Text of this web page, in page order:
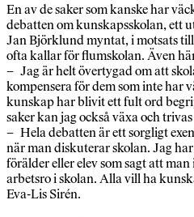
En av de saker som kanske har
debatten om kunskapsskolan, ett
Jan Björklund myntat, i motsats
ofta kallar för flumskolan. Även
– Jag är helt övertygad om att
kompensera för dem som inte
kunskap har blivit ett fult ord
saker kan jag också växa och
– Hela debatten är ett sorgligt
när man diskuterar skolan. Jag
förälder eller elev som sagt att
arbetsro i skolan. Alla vill ha
Eva-Lis Sirén.